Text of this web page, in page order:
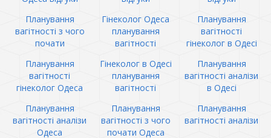
Планування
вагітності з чого
почати
Гінеколог Одеса
планування
вагітності
Планування
вагітності
гінеколог в Одесі
Планування
вагітності
гінеколог Одеса
Гінеколог в Одесі
планування
вагітності
Планування
вагітності аналізи
в Одесі
Планування
вагітності аналізи
Одеса
Планування
вагітності з чого
почати Одеса
Планування
вагітності аналізи